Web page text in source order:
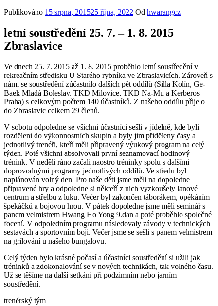
Publikováno 15 srpna, 201525 října, 2022 Od hwarangcz
letní soustředění 25. 7. – 1. 8. 2015
Zbraslavice
Ve dnech 25. 7. 2015 až 1. 8. 2015 proběhlo letní soustředění v
rekreačním středisku U Starého rybníka ve Zbraslavicích. Zároveň s
námi se soustředění zúčastnilo dalších pět oddílů (Silla Kolín, Ge-
Baek Mladá Boleslav, TKD Milovice, TKD Na-Mu a Kerberos
Praha) s celkovým počtem 140 účastníků. Z našeho oddílu přijelo
do Zbraslavic celkem 29 členů.
V sobotu odpoledne se všichni účastníci sešli v jídelně, kde byli
rozděleni do výkonnostních skupin a byly jim přiděleny časy a
jednotlivý trenéři, kteří měli připravený výukový program na celý
týden. Poté všichni absolvovali první seznamovací hodinový
trénink. V neděli ráno začali naostro tréninky spolu s dalšími
doprovodnými programy jednotlivých oddílů. Ve středu byl
naplánován volný den. Pro naše děti jsme měli na dopoledne
připravené hry a odpoledne si někteří z nich vyzkoušely lanové
centrum a střelbu z luku. Večer byl zakončen táborákem, opékáním
špekáčků a bojovou hrou. V pátek dopoledne jsme měli seminář s
panem velmistrem Hwang Ho Yong 9.dan a poté proběhlo společné
focení. V odpoledním programu následovaly závody v technických
sestavách a sportovním boji. Večer jsme se sešli s panem velmistrem
na grilování u našeho bungalovu.
Celý týden bylo krásné počasí a účastníci soustředění si užili jak
tréninků a zdokonalování se v nových technikách, tak volného času.
Už se těšíme na další setkání při podzimním nebo jarním
soustředění.
trenérský tým